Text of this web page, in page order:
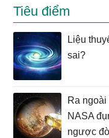
Tiêu điểm
Liệu
sai?
Ra ngoài
NASA
ngược